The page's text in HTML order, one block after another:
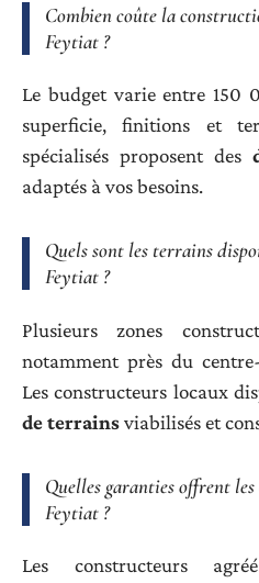
Combien coûte la
Feytiat ?
Le budget varie entre
superficie, finitions et
spécialisés proposent des
adaptés à vos besoins.
Quels sont les terrains
Feytiat ?
Plusieurs zones
notamment près du
Les constructeurs locaux
de terrainsviabilisés et
Quelles garanties offrent
Feytiat ?
Les constructeurs